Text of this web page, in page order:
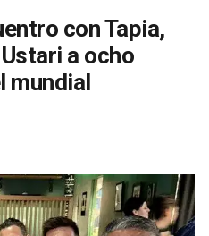
con Tapia,
a ocho
mundial